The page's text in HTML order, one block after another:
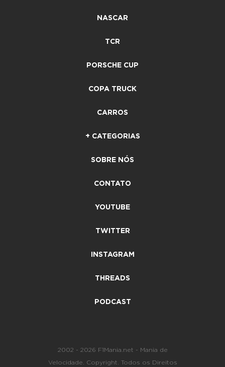
NASCAR
TCR
PORSCHE CUP
COPA TRUCK
CARROS
+ CATEGORIAS
SOBRE NÓS
CONTATO
YOUTUBE
TWITTER
INSTAGRAM
THREADS
PODCAST
2002 - 2026 F1Mania.net - Mania de
Velocidade. Copyright. Todos os Direitos